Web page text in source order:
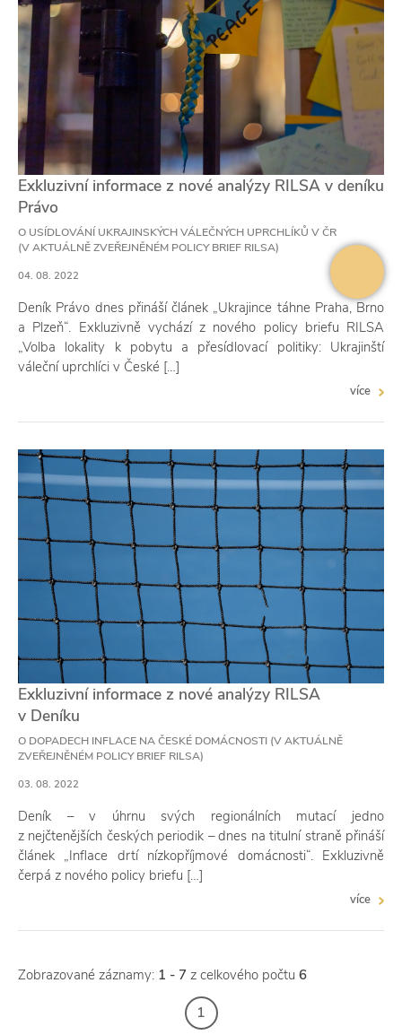
Exkluzivní informace z nové analýzy RILSA v deníku
Právo
O USÍDLOVÁNÍ UKRAJINSKÝCH VÁLEČNÝCH UPRCHLÍKŮ V ČR
(V AKTUÁLNĚ ZVEŘEJNĚNÉM POLICY BRIEF RILSA)
04. 08. 2022
Deník Právo dnes přináší článek „Ukrajince táhne Praha, Brno
a Plzeň“. Exkluzivně vychází z nového policy briefu RILSA
„Volba lokality k pobytu a přesídlovací politiky: Ukrajinští
váleční uprchlíci v České […]
více
Exkluzivní informace z nové analýzy RILSA
v Deníku
O DOPADECH INFLACE NA ČESKÉ DOMÁCNOSTI (V AKTUÁLNĚ
ZVEŘEJNĚNÉM POLICY BRIEF RILSA)
03. 08. 2022
Deník – v úhrnu svých regionálních mutací jedno
z nejčtenějších českých periodik – dnes na titulní straně přináší
článek „Inflace drtí nízkopříjmové domácnosti“. Exkluzivně
čerpá z nového policy briefu […]
více
Zobrazované záznamy: 1 - 7 z celkového počtu 6
1